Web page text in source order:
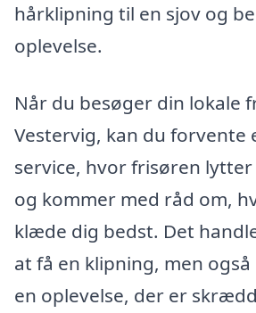
hårklipning til en sjov og
oplevelse.
Når du besøger din lokale
Vestervig, kan du forvente
service, hvor frisøren
og kommer med råd om,
klæde dig bedst. Det
at få en klipning, men
en oplevelse, der er